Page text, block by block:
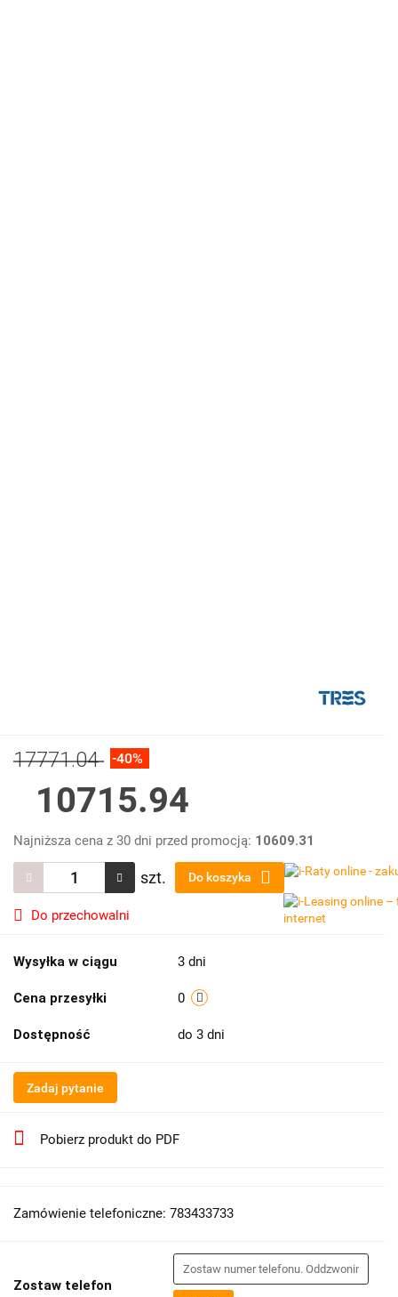
17771.04 -40%
10715.94
Najniższa cena z 30 dni przed promocją: 10609.31
szt. Do koszyka
Do przechowalni
Wysyłka w ciągu 3 dni
Cena przesyłki 0
Dostępność do 3 dni
Zadaj pytanie
Pobierz produkt do PDF
Zamówienie telefoniczne: 783433733
Zostaw telefon